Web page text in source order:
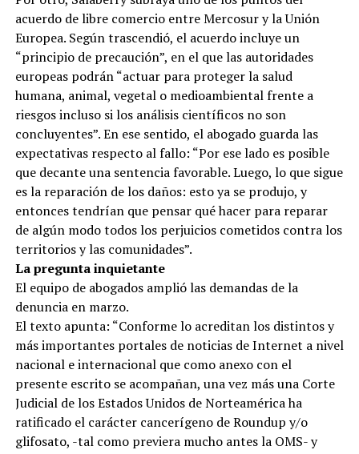
acuerdo de libre comercio entre Mercosur y la Unión
Europea. Según trascendió, el acuerdo incluye un
“principio de precaución”, en el que las autoridades
europeas podrán “actuar para proteger la salud
humana, animal, vegetal o medioambiental frente a
riesgos incluso si los análisis científicos no son
concluyentes”. En ese sentido, el abogado guarda las
expectativas respecto al fallo: “Por ese lado es posible
que decante una sentencia favorable. Luego, lo que sigue
es la reparación de los daños: esto ya se produjo, y
entonces tendrían que pensar qué hacer para reparar
de algún modo todos los perjuicios cometidos contra los
territorios y las comunidades”.
La pregunta inquietante
El equipo de abogados amplió las demandas de la
denuncia en marzo.
El texto apunta: “Conforme lo acreditan los distintos y
más importantes portales de noticias de Internet a nivel
nacional e internacional que como anexo con el
presente escrito se acompañan, una vez más una Corte
Judicial de los Estados Unidos de Norteamérica ha
ratificado el carácter cancerígeno de Roundup y/o
glifosato, -tal como previera mucho antes la OMS- y